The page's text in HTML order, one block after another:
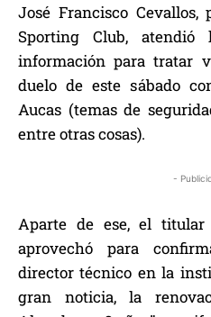
José Francisco Cevallos,
Sporting Club,
información para tratar
duelo de este sábado
Aucas (temas de
entre otras cosas).
-
Aparte de ese, el titular
aprovechó para
director técnico en la
gran noticia, la